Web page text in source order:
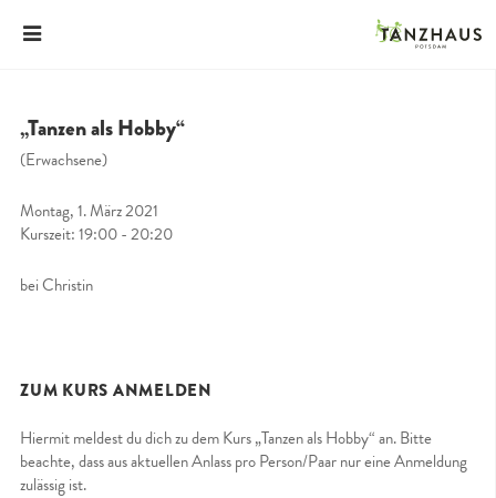
„Tanzen als Hobby“
(Erwachsene)
Montag, 1. März 2021
Kurszeit: 19:00 - 20:20
bei Christin
ZUM KURS ANMELDEN
Hiermit meldest du dich zu dem Kurs „Tanzen als Hobby“ an. Bitte
beachte, dass aus aktuellen Anlass pro Person/Paar nur eine Anmeldung
zulässig ist.